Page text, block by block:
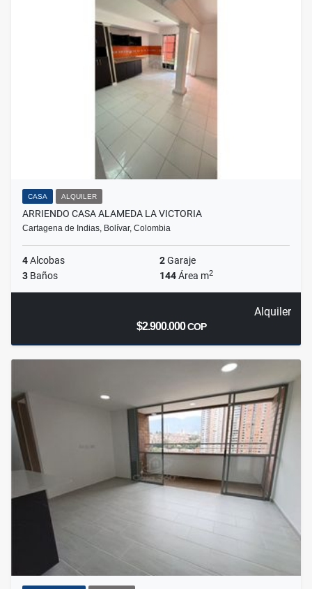
CASA ALQUILER
ARRIENDO CASA ALAMEDA LA VICTORIA
Cartagena de Indias, Bolívar, Colombia
4Alcobas 2Garaje
3 Baños 144Área m2
Alquiler
$2.900.000COP